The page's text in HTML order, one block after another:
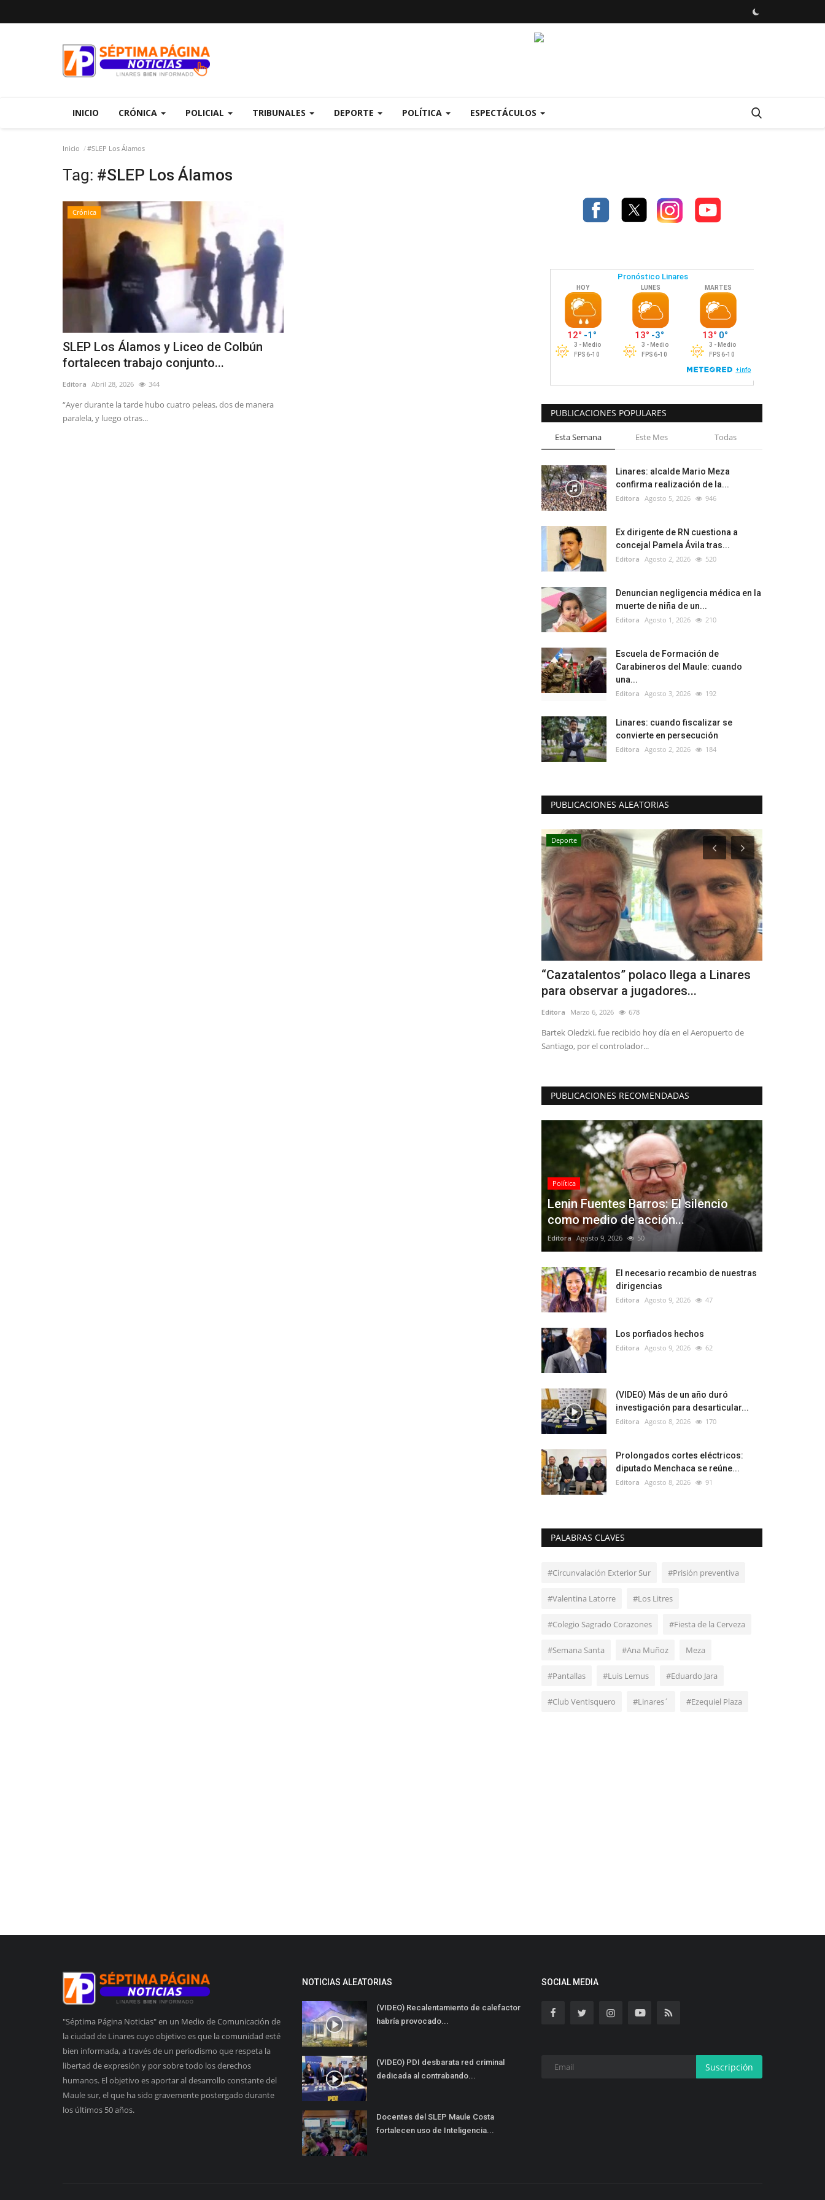
INICIO CRÓNICA POLICIAL TRIBUNALES DEPORTE POLÍTICA ESPECTÁCULOS
Inicio #SLEP Los Álamos
Tag: #SLEP Los Álamos
Crónica
SLEP Los Álamos y Liceo de Colbún
fortalecen trabajo conjunto...
Editora Abril 28, 2026 344
“Ayer durante la tarde hubo cuatro peleas, dos de manera
paralela, y luego otras...
PUBLICACIONES POPULARES
Esta Semana Este Mes Todas
Linares: alcalde Mario Meza
confirma realización de la...
Editora Agosto 5, 2026 946
Ex dirigente de RN cuestiona a
concejal Pamela Ávila tras...
Editora Agosto 2, 2026 520
Denuncian negligencia médica en la
muerte de niña de un...
Editora Agosto 1, 2026 210
Escuela de Formación de
Carabineros del Maule: cuando
una...
Editora Agosto 3, 2026 192
Linares: cuando fiscalizar se
convierte en persecución
Editora Agosto 2, 2026 184
PUBLICACIONES ALEATORIAS
Deporte
“Cazatalentos” polaco llega a Linares
para observar a jugadores...
Editora Marzo 6, 2026 678
Bartek Oledzki, fue recibido hoy día en el Aeropuerto de
Santiago, por el controlador...
PUBLICACIONES RECOMENDADAS
Política
Lenin Fuentes Barros: El silencio
como medio de acción...
Editora Agosto 9, 2026 50
El necesario recambio de nuestras
dirigencias
Editora Agosto 9, 2026 47
Los porfiados hechos
Editora Agosto 9, 2026 62
(VIDEO) Más de un año duró
investigación para desarticular...
Editora Agosto 8, 2026 170
Prolongados cortes eléctricos:
diputado Menchaca se reúne...
Editora Agosto 8, 2026 91
PALABRAS CLAVES
#Circunvalación Exterior Sur #Prisión preventiva
#Valentina Latorre #Los Litres
#Colegio Sagrado Corazones #Fiesta de la Cerveza
#Semana Santa #Ana Muñoz Meza
#Pantallas #Luis Lemus #Eduardo Jara
#Club Ventisquero #Linares´ #Ezequiel Plaza
"Séptima Página Noticias" en un Medio de Comunicación de
la ciudad de Linares cuyo objetivo es que la comunidad esté
bien informada, a través de un periodismo que respeta la
libertad de expresión y por sobre todo los derechos
humanos. El objetivo es aportar al desarrollo constante del
Maule sur, el que ha sido gravemente postergado durante
los últimos 50 años.
NOTICIAS ALEATORIAS
(VIDEO) Recalentamiento de calefactor
habría provocado...
(VIDEO) PDI desbarata red criminal
dedicada al contrabando...
Docentes del SLEP Maule Costa
fortalecen uso de Inteligencia...
SOCIAL MEDIA
Suscripción